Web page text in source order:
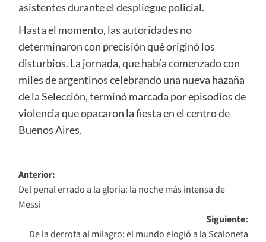
asistentes durante el despliegue policial.
Hasta el momento, las autoridades no
determinaron con precisión qué originó los
disturbios. La jornada, que había comenzado con
miles de argentinos celebrando una nueva hazaña
de la Selección, terminó marcada por episodios de
violencia que opacaron la fiesta en el centro de
Buenos Aires.
Navegación
de
entradas
Anterior:
Del penal errado a la gloria: la noche más intensa de
Messi
Siguiente:
De la derrota al milagro: el mundo elogió a la Scaloneta